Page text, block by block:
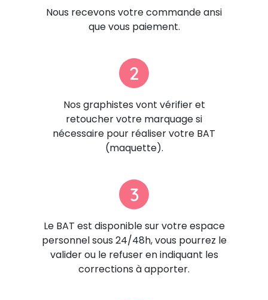
Nous recevons votre commande ansi
que vous paiement.
2
Nos graphistes vont vérifier et
retoucher votre marquage si
nécessaire pour réaliser votre BAT
(maquette).
3
Le BAT est disponible sur votre espace
personnel sous 24/48h, vous pourrez le
valider ou le refuser en indiquant les
corrections à apporter.